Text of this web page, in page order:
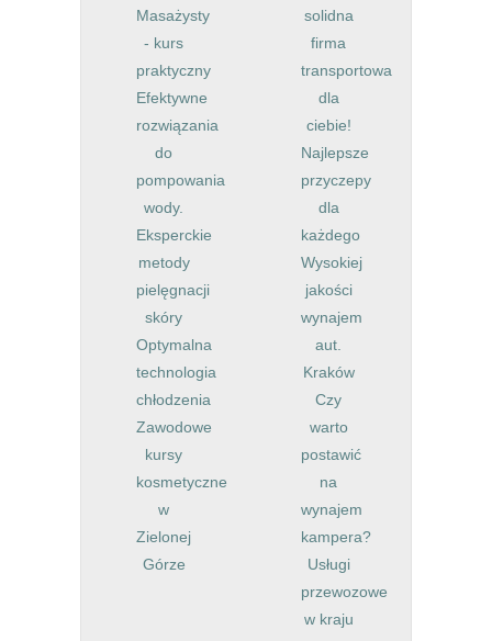
Masażysty
- kurs
praktyczny
Efektywne
rozwiązania
do
pompowania
wody.
Eksperckie
metody
pielęgnacji
skóry
Optymalna
technologia
chłodzenia
Zawodowe
kursy
kosmetyczne
w
Zielonej
Górze
solidna
firma
transportowa
dla
ciebie!
Najlepsze
przyczepy
dla
każdego
Wysokiej
jakości
wynajem
aut.
Kraków
Czy
warto
postawić
na
wynajem
kampera?
Usługi
przewozowe
w kraju